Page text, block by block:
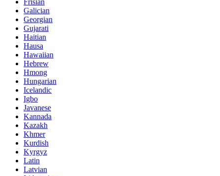
Galician
Georgian
Gujarati
Haitian
Hausa
Hawaiian
Hebrew
Hmong
Hungarian
Icelandic
Igbo
Javanese
Kannada
Kazakh
Khmer
Kurdish
Kyrgyz
Latin
Latvian